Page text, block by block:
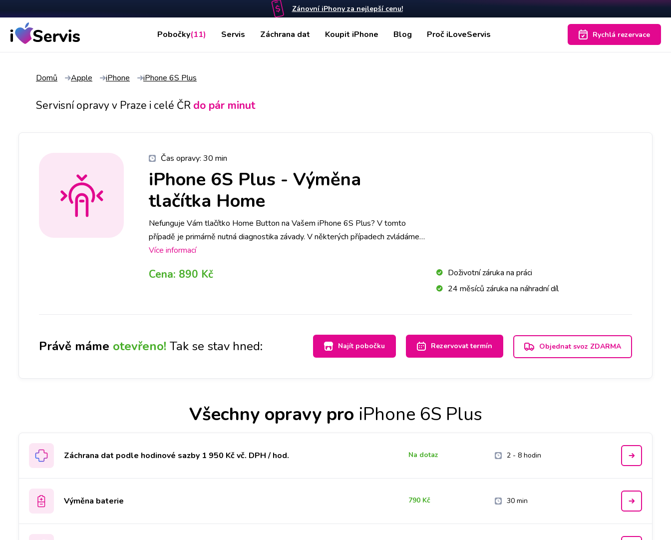
Zánovní iPhony za nejlepší cenu!
Pobočky(11) Servis Záchrana dat Koupit iPhone Blog Proč iLoveServis Rychlá rezervace
Domů Apple iPhone iPhone 6S Plus
Servisní opravy v Praze i celé ČR do pár minut
Čas opravy: 30 min
iPhone 6S Plus - Výměna
tlačítka Home
Nefunguje Vám tlačítko Home Button na Vašem iPhone 6S Plus? V tomto
případě je primárně nutná diagnostika závady. V některých případech zvládáme
opravy hned a na místě, v některých je třeba zaslat zařízení do externího servisu.
Více informací
Cena: 890 Kč
Doživotní záruka na práci
24 měsíců záruka na náhradní díl
Právě máme otevřeno! Tak se stav hned: Najít pobočku Rezervovat termín Objednat svoz ZDARMA
Všechny opravy pro iPhone 6S Plus
Záchrana dat podle hodinové sazby 1 950 Kč vč. DPH / hod. Na dotaz 2 - 8 hodin
Výměna baterie 790 Kč 30 min